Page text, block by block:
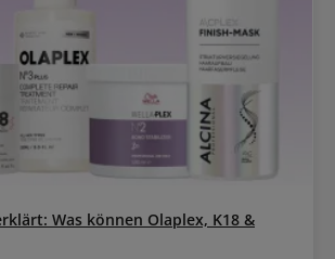
Was können Olaplex, K18 &